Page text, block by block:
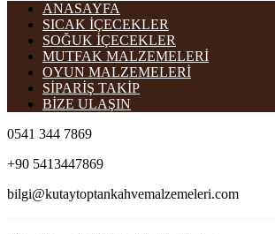
ANASAYFA
SICAK İÇECEKLER
SOĞUK İÇECEKLER
MUTFAK MALZEMELERİ
OYUN MALZEMELERİ
SİPARİŞ TAKİP
BİZE ULAŞIN
0541 344 7869
+90 5413447869
bilgi@kutaytoptankahvemalzemeleri.com